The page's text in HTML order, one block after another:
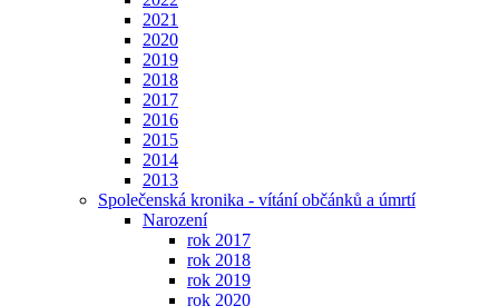
2021
2020
2019
2018
2017
2016
2015
2014
2013
Společenská kronika - vítání občánků a úmrtí
Narození
rok 2017
rok 2018
rok 2019
rok 2020